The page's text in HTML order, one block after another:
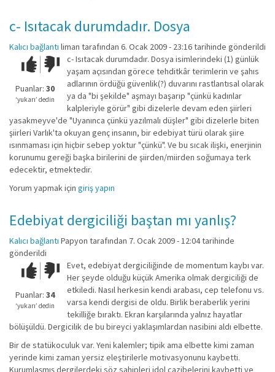
c- Isıtacak durumdadır. Dosya
Kalıcı bağlantı liman tarafından 6. Ocak 2009 - 23:16 tarihinde gönderildi
Çok iyi!O
kadar
iyi
değil!
Puanlar: 30
‘yukarı’ dedin
c- Isıtacak durumdadır. Dosya isimlerindeki (1) günlük
yaşam açısından görece tehditkâr terimlerin ve şahıs
adlarının ördüğü güvenlik(?) duvarını rastlantısal olarak
ya da "bi şekilde" aşmayı başarıp "çünkü kadınlar
kalpleriyle görür" gibi dizelerle devam eden şiirleri
yasakmeyve'de "Uyanınca çünkü yazılmalı düşler" gibi dizelerle biten
şiirleri Varlık'ta okuyan genç insanın, bir edebiyat türü olarak şiire
ısınmaması için hiçbir sebep yoktur "çünkü". Ve bu sıcak ilişki, enerjinin
korunumu gereği başka birilerini de şiirden/miirden soğumaya terk
edecektir, etmektedir.
Yorum yapmak için giriş yapın
Edebiyat dergiciliği baştan mı yanlış?
Kalıcı bağlantı Papyon tarafından 7. Ocak 2009 - 12:04 tarihinde
gönderildi
Çok iyi!O
kadar
iyi
değil!
Puanlar: 34
‘yukarı’ dedin
Evet, edebiyat dergiciliğinde de momentum kaybı var.
Her şeyde olduğu küçük Amerika olmak dergiciliği de
etkiledi. Nasıl herkesin kendi arabası, cep telefonu vs.
varsa kendi dergisi de oldu. Birlik beraberlik yerini
tekilliğe bıraktı. Ekran karşılarında yalnız hayatlar
bölüşüldü. Dergicilik de bu bireyci yaklaşımlardan nasibini aldı elbette.
Bir de statükoculuk var. Yeni kalemler; tipik ama elbette kimi zaman
yerinde kimi zaman yersiz eleştirilerle motivasyonunu kaybetti.
Kurumlaşmış dergilerdeki söz sahipleri idol cazibelerini kaybetti ve